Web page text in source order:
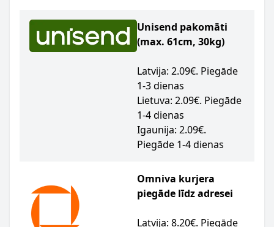
Unisend pakomāti
(max. 61cm, 30kg)
Latvija: 2.09€. Piegāde
1-3 dienas
Lietuva: 2.09€. Piegāde
1-4 dienas
Igaunija: 2.09€.
Piegāde 1-4 dienas
Omniva kurjera
piegāde līdz adresei
Latvija: 8.20€. Piegāde